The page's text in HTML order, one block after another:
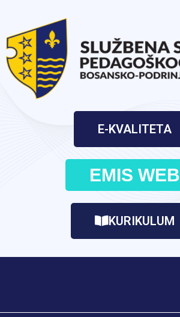
E-KVALITETA
EMIS WEB
KURIKULUM